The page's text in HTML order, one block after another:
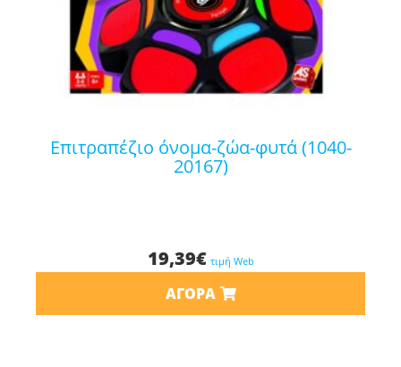
επιτραπέζιο όνομα-ζώα-φυτά (1040-
20167)
19,39€ τιμή Web
ΑΓΟΡΆ